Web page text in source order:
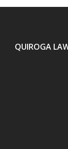
QUIROGA